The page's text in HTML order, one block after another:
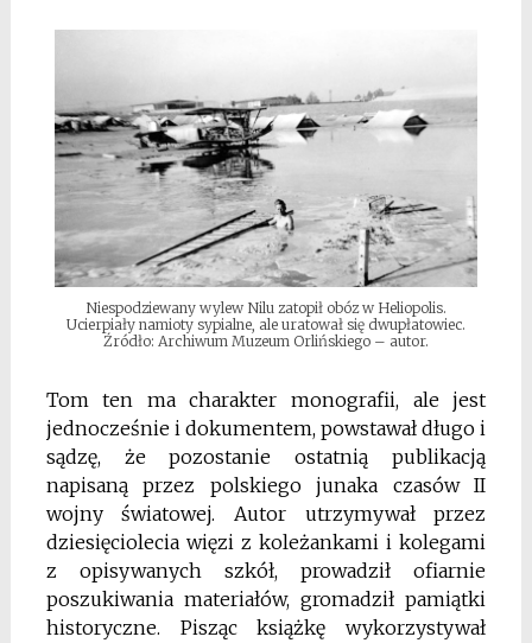
Niespodziewany wylew Nilu zatopił obóz w Heliopolis.
Ucierpiały namioty sypialne, ale uratował się dwupłatowiec.
Źródło: Archiwum Muzeum Orlińskiego – autor.
Tom ten ma charakter monografii, ale jest
jednocześnie i dokumentem, powstawał długo i
sądzę, że pozostanie ostatnią publikacją
napisaną przez polskiego junaka czasów II
wojny światowej. Autor utrzymywał przez
dziesięciolecia więzi z koleżankami i kolegami
z opisywanych szkół, prowadził ofiarnie
poszukiwania materiałów, gromadził pamiątki
historyczne. Pisząc książkę wykorzystywał